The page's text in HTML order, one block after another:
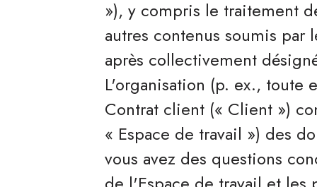
»), y compris le traitement
autres contenus soumis
après collectivement
L'organisation (p. ex., toute
Contrat client (« Client »)
« Espace de travail ») des
vous avez des questions